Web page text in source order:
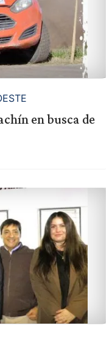
en busca de